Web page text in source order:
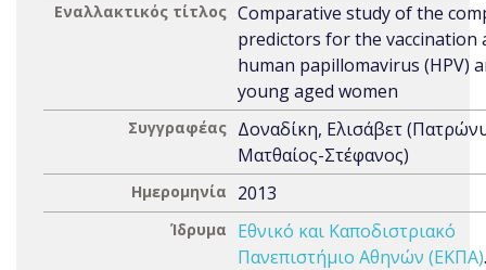
Εναλλακτικός τίτλος Comparative study of the
predictors for the vaccination
human papillomavirus (HPV)
young aged women
Συγγραφέας Δοναδίκη, Ελισάβετ
Ματθαίος-Στέφανος)
Ημερομηνία 2013
Ίδρυμα
Εθνικό και Καποδιστριακό
Πανεπιστήμιο Αθηνών (ΕΚΠΑ)